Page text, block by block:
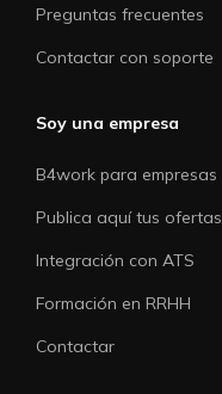
Preguntas frecuentes
Contactar con soporte
Soy una empresa
B4work para empresas
Publica aquí tus ofertas
Integración con ATS
Formación en RRHH
Contactar